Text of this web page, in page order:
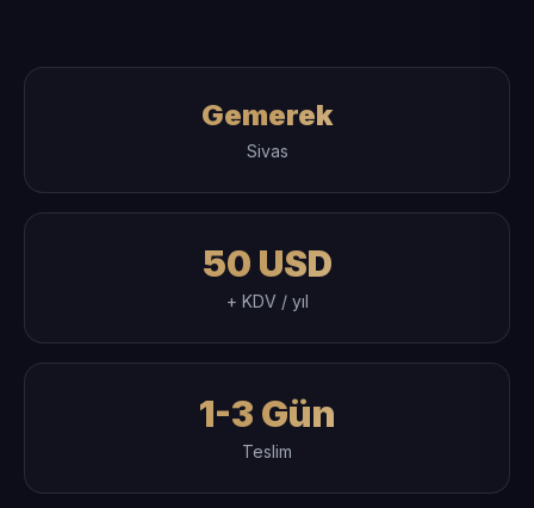
Gemerek
Sivas
50 USD
+ KDV / yıl
1-3 Gün
Teslim